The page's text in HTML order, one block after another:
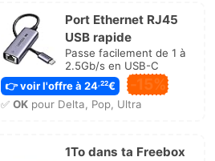
Port Ethernet RJ45
USB rapide
Passe facilement de 1 à
2.5Gb/s en USB-C
👉 voir l'offre à 24,22€ -15%
✅ OKpour Delta, Pop, Ultra
1To dans ta Freebox